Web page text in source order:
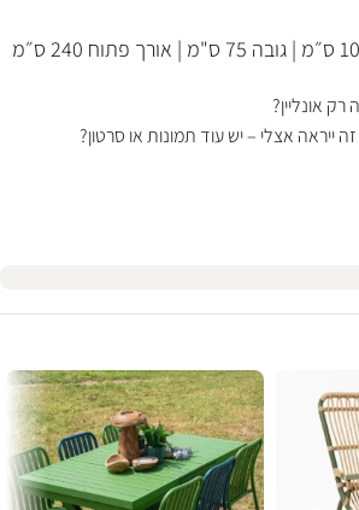
אונליין?
ייראה אצלי – יש עוד תמונות או סרטון?